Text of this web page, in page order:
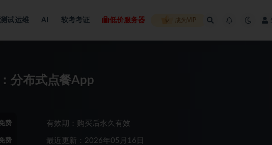
测试运维 AI 软考考证 低价服务器 成为VIP
分布式点餐App
费
费
有效期：购买后永久有效
最近更新：2026年05月16日